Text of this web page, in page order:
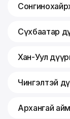
Сүхбаатар
Хан-Уул
Чингэлтэй
Архангай